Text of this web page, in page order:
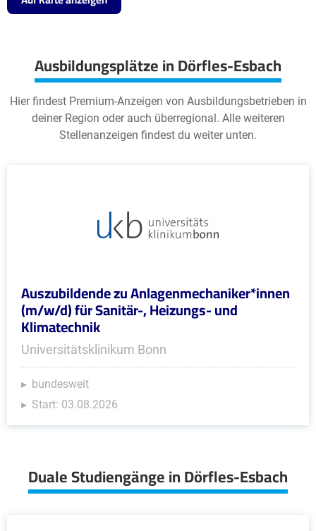
Ausbildungsplätze in Dörfles-Esbach
Hier findest Premium-Anzeigen von Ausbildungsbetrieben in
deiner Region oder auch überregional. Alle weiteren
Stellenanzeigen findest du weiter unten.
Auszubildende zu Anlagenmechaniker*innen
(m/w/d) für Sanitär-, Heizungs- und
Klimatechnik
Universitätsklinikum Bonn
bundesweit
Start: 03.08.2026
Duale Studiengänge in Dörfles-Esbach